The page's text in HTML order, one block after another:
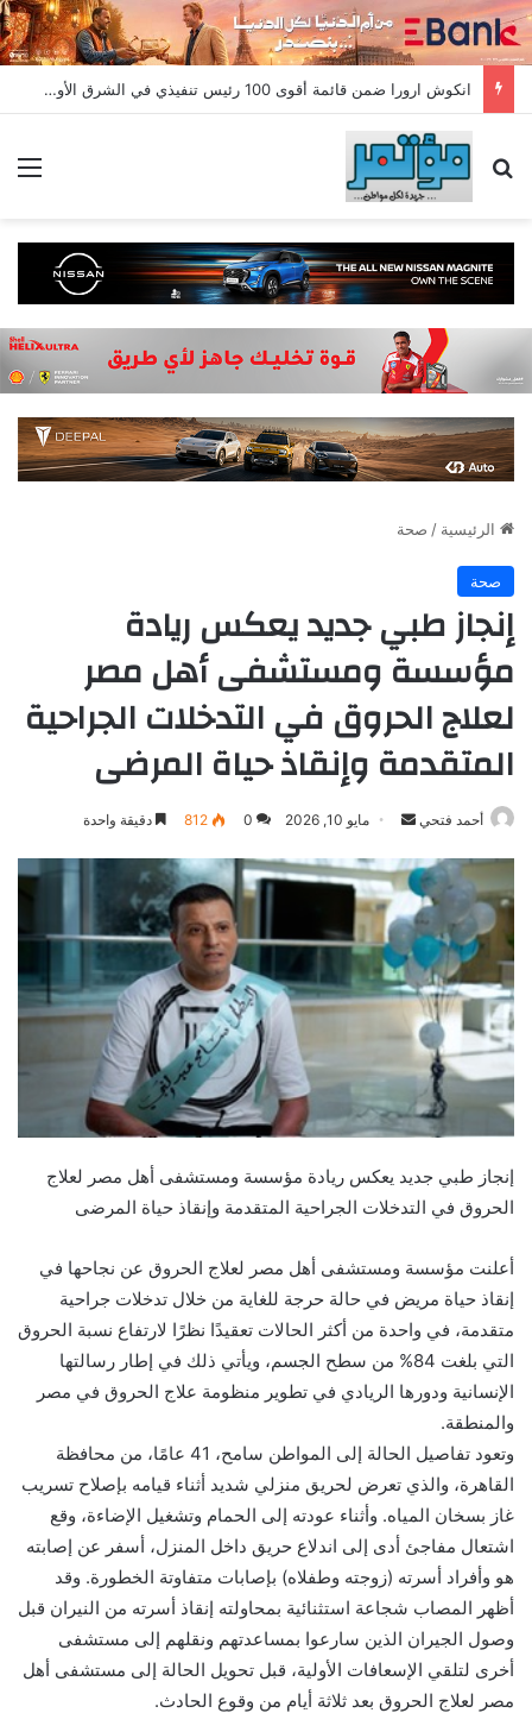
انكوش ارورا ضمن قائمة أقوى 100 رئيس تنفيذي في الشرق الأوسط لعام 2026 في قائمة فوربس الشرق الأوسط”
بحث عن
الرئيسية / صحة
صحة
إنجاز طبي جديد يعكس ريادة
مؤسسة ومستشفى أهل مصر
لعلاج الحروق في التدخلات الجراحية
المتقدمة وإنقاذ حياة المرضى
أحمد فتحي
أرسل
إلكترونيا
مايو 10, 2026 0
812 دقيقة واحدة
إنجاز طبي جديد يعكس ريادة مؤسسة ومستشفى أهل مصر لعلاج
الحروق في التدخلات الجراحية المتقدمة وإنقاذ حياة المرضى
أعلنت مؤسسة ومستشفى أهل مصر لعلاج الحروق عن نجاحها في
إنقاذ حياة مريض في حالة حرجة للغاية من خلال تدخلات جراحية
متقدمة، في واحدة من أكثر الحالات تعقيدًا نظرًا لارتفاع نسبة الحروق
التي بلغت 84% من سطح الجسم، ويأتي ذلك في إطار رسالتها
الإنسانية ودورها الريادي في تطوير منظومة علاج الحروق في مصر
والمنطقة.
وتعود تفاصيل الحالة إلى المواطن سامح، 41 عامًا، من محافظة
القاهرة، والذي تعرض لحريق منزلي شديد أثناء قيامه بإصلاح تسريب
غاز بسخان المياه. وأثناء عودته إلى الحمام وتشغيل الإضاءة، وقع
اشتعال مفاجئ أدى إلى اندلاع حريق داخل المنزل، أسفر عن إصابته
هو وأفراد أسرته (زوجته وطفلاه) بإصابات متفاوتة الخطورة. وقد
أظهر المصاب شجاعة استثنائية بمحاولته إنقاذ أسرته من النيران قبل
وصول الجيران الذين سارعوا بمساعدتهم ونقلهم إلى مستشفى
أخرى لتلقي الإسعافات الأولية، قبل تحويل الحالة إلى مستشفى أهل
مصر لعلاج الحروق بعد ثلاثة أيام من وقوع الحادث.